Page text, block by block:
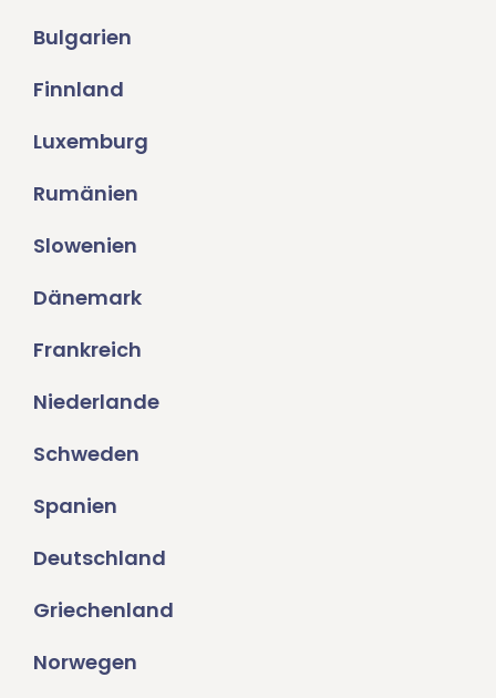
Bulgarien
Finnland
Luxemburg
Rumänien
Slowenien
Dänemark
Frankreich
Niederlande
Schweden
Spanien
Deutschland
Griechenland
Norwegen